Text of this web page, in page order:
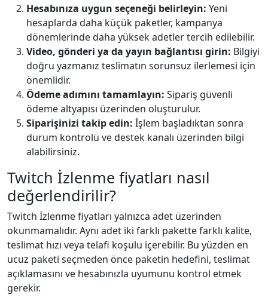
Hesabınıza uygun seçeneği belirleyin: Yeni
hesaplarda daha küçük paketler, kampanya
dönemlerinde daha yüksek adetler tercih edilebilir.
Video, gönderi ya da yayın bağlantısı girin: Bilgiyi
doğru yazmanız teslimatın sorunsuz ilerlemesi için
önemlidir.
Ödeme adımını tamamlayın: Sipariş güvenli
ödeme altyapısı üzerinden oluşturulur.
Siparişinizi takip edin: İşlem başladıktan sonra
durum kontrolü ve destek kanalı üzerinden bilgi
alabilirsiniz.
Twitch İzlenme fiyatları nasıl
değerlendirilir?
Twitch İzlenme fiyatları yalnızca adet üzerinden
okunmamalıdır. Aynı adet iki farklı pakette farklı kalite,
teslimat hızı veya telafi koşulu içerebilir. Bu yüzden en
ucuz paketi seçmeden önce paketin hedefini, teslimat
açıklamasını ve hesabınızla uyumunu kontrol etmek
gerekir.